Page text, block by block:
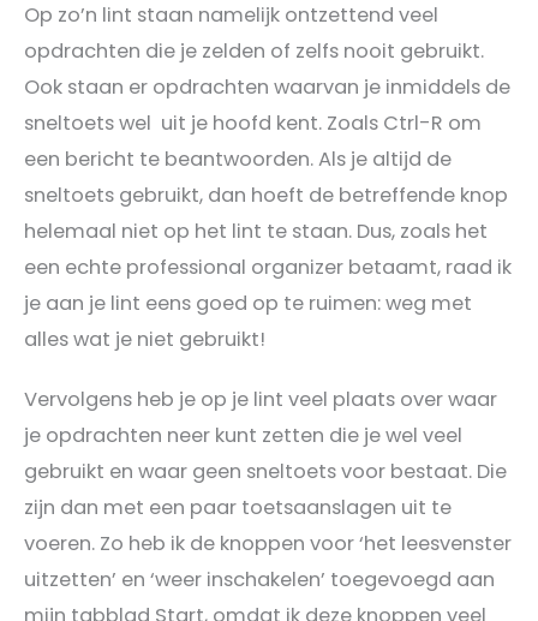
Op zo’n lint staan namelijk ontzettend veel
opdrachten die je zelden of zelfs nooit gebruikt.
Ook staan er opdrachten waarvan je inmiddels de
sneltoets wel uit je hoofd kent. Zoals Ctrl-R om
een bericht te beantwoorden. Als je altijd de
sneltoets gebruikt, dan hoeft de betreffende knop
helemaal niet op het lint te staan. Dus, zoals het
een echte professional organizer betaamt, raad ik
je aan je lint eens goed op te ruimen: weg met
alles wat je niet gebruikt!
Vervolgens heb je op je lint veel plaats over waar
je opdrachten neer kunt zetten die je wel veel
gebruikt en waar geen sneltoets voor bestaat. Die
zijn dan met een paar toetsaanslagen uit te
voeren. Zo heb ik de knoppen voor ‘het leesvenster
uitzetten’ en ‘weer inschakelen’ toegevoegd aan